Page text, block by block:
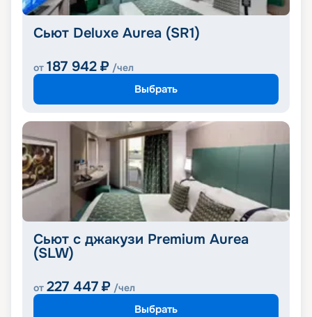
Сьют Deluxe Aurea (SR1)
от 187 942 ₽ /чел
Выбрать
Сьют с джакузи Premium Aurea
(SLW)
от 227 447 ₽ /чел
Выбрать